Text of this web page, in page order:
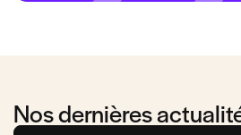
Nos dernières